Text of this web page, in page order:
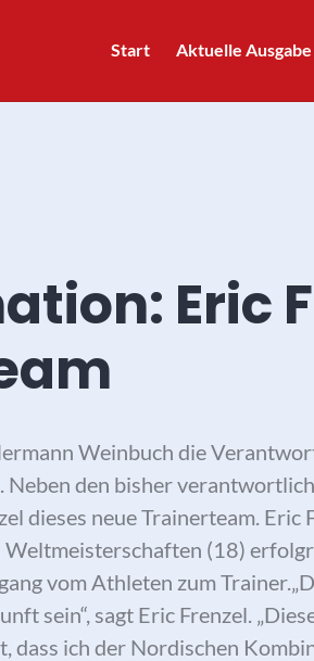
Start Aktuelle Ausgabe
Eric
Weinbuch die
den bisher
dieses neue Trainerteam. Eric
(18)
vom Athleten zum Trainer.
sein“, sagt Eric Frenzel.
dass ich der Nordischen